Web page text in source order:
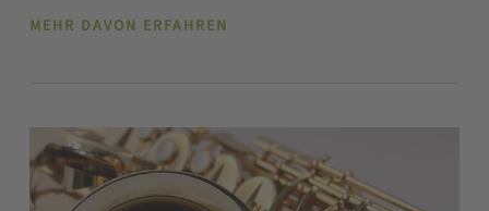
MEHR DAVON ERFAHREN